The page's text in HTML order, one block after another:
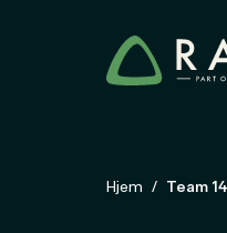
Hjem Team